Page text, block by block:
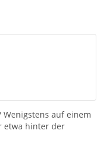
Wenigstens auf einem
etwa hinter der